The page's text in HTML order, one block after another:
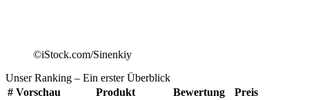
©iStock.com/Sinenkiy
Unser Ranking – Ein erster Überblick
# Vorschau Produkt Bewertung Preis